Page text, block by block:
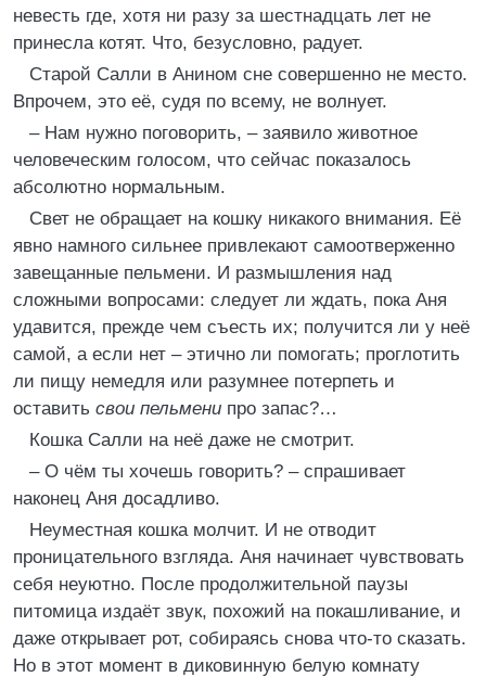
невесть где, хотя ни разу за шестнадцать лет не
принесла котят. Что, безусловно, радует.
Старой Салли в Анином сне совершенно не место.
Впрочем, это её, судя по всему, не волнует.
– Нам нужно поговорить, – заявило животное
человеческим голосом, что сейчас показалось
абсолютно нормальным.
Свет не обращает на кошку никакого внимания. Её
явно намного сильнее привлекают самоотверженно
завещанные пельмени. И размышления над
сложными вопросами: следует ли ждать, пока Аня
удавится, прежде чем съесть их; получится ли у неё
самой, а если нет – этично ли помогать; проглотить
ли пищу немедля или разумнее потерпеть и
оставить свои пельмени про запас?…
Кошка Салли на неё даже не смотрит.
– О чём ты хочешь говорить? – спрашивает
наконец Аня досадливо.
Неуместная кошка молчит. И не отводит
проницательного взгляда. Аня начинает чувствовать
себя неуютно. После продолжительной паузы
питомица издаёт звук, похожий на покашливание, и
даже открывает рот, собираясь снова что-то сказать.
Но в этот момент в диковинную белую комнату